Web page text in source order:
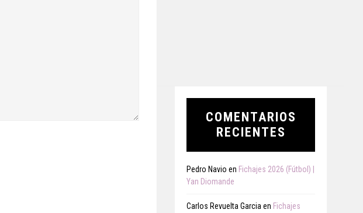
COMENTARIOS
RECIENTES
Pedro Navio en Fichajes 2026 (Fútbol) |
Yan Diomande
Carlos Revuelta Garcia en Fichajes